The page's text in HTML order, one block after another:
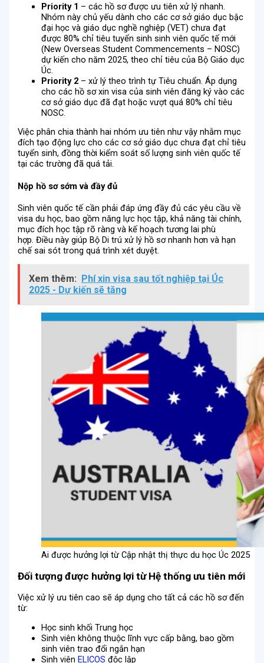
Priority 1 – các hồ sơ được ưu tiên xử lý nhanh.
Nhóm này chủ yếu dành cho các cơ sở giáo dục bậc
đại học và giáo dục nghề nghiệp (VET) chưa đạt
được 80% chỉ tiêu tuyển sinh sinh viên quốc tế mới
(New Overseas Student Commencements – NOSC)
dự kiến cho năm 2025, theo chỉ tiêu của Bộ Giáo dục
Úc.
Priority 2 – xử lý theo trình tự Tiêu chuẩn. Áp dụng
cho các hồ sơ xin visa của sinh viên đăng ký vào các
cơ sở giáo dục đã đạt hoặc vượt quá 80% chỉ tiêu
NOSC.
Việc phân chia thành hai nhóm ưu tiên như vậy nhằm mục
đích tạo động lực cho các cơ sở giáo dục chưa đạt chỉ tiêu
tuyển sinh, đồng thời kiểm soát số lượng sinh viên quốc tế
tại các trường đã quá tải.
Nộp hồ sơ sớm và đầy đủ
Sinh viên quốc tế cần phải đáp ứng đầy đủ các yêu cầu về
visa du học, bao gồm năng lực học tập, khả năng tài chính,
mục đích học tập rõ ràng và kế hoạch tương lai phù
hợp. Điều này giúp Bộ Di trú xử lý hồ sơ nhanh hơn và hạn
chế sai sót trong quá trình xét duyệt.
Xem thêm: Phí xin visa sau tốt nghiệp tại Úc
2025 - Dự kiến sẽ tăng
Ai được hưởng lợi từ Cập nhật thị thực du học Úc 2025
Đối tượng được hưởng lợi từ Hệ thống ưu tiên mới
Việc xử lý ưu tiên cao sẽ áp dụng cho tất cả các hồ sơ đến
từ:
Học sinh khối Trung học
Sinh viên không thuộc lĩnh vực cấp bằng, bao gồm
sinh viên trao đổi ngắn hạn
Sinh viênELICOS độc lập